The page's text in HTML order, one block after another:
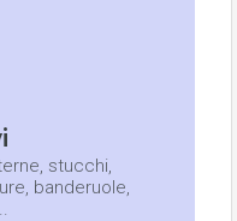
stucchi,
banderuole,